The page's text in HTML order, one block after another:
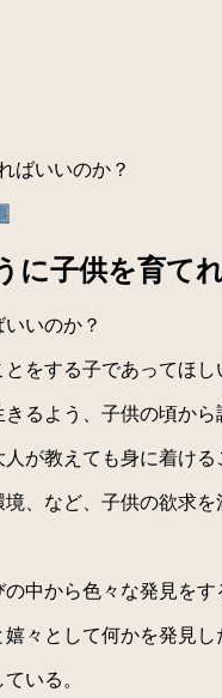
ばいいのか？
に子供を育て
いのか？
をする子であってほし
るよう、子供の頃か
教えても身に着け
など、子供の欲求を
中から色々な発見をす
々として何かを発見し
いる。